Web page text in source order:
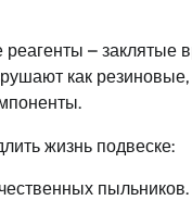
– заклятые
как резиновые,
жизнь подвеске:
пыльников.